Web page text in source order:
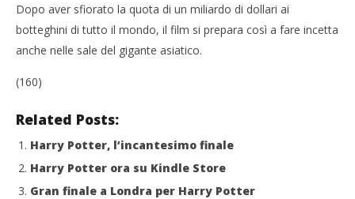
Harry Potter sbarca in Cina, milioni di fan in attesa
della proiezione
04/08/2011
Dopo aver sfiorato la quota di un miliardo di dollari ai
botteghini di tutto il mondo, il film si prepara così a fare incetta
anche nelle sale del gigante asiatico.
(160)
Related Posts:
Harry Potter, l’incantesimo finale
Harry Potter ora su Kindle Store
Gran finale a Londra per Harry Potter